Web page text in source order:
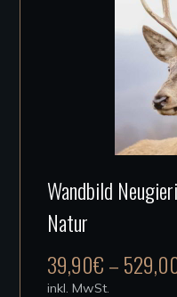
Wandbild
Natur
39,90€–
inkl. MwSt.